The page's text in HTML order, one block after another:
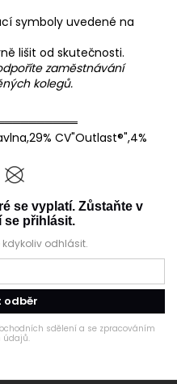
symboly uvedené na
lišit od skutečnosti.
zaměstnávání
kolegů.
CV"Outlast®",4%
se vyplatí. Zůstaňte v
se přihlásit.
kdykoliv odhlásit.
odběr
sdělení a se zpracováním
údajů.